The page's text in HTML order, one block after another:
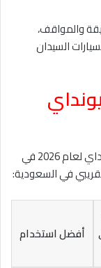
والمواقف،
السيدان
الجدول التالي يوضح مقارنة بين سيارات جيب هيونداي لعام 2026 في
في السعودية:
أفضل استخدام